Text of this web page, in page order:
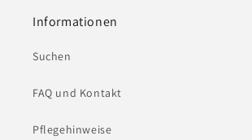
Informationen
Suchen
FAQ und Kontakt
Pflegehinweise